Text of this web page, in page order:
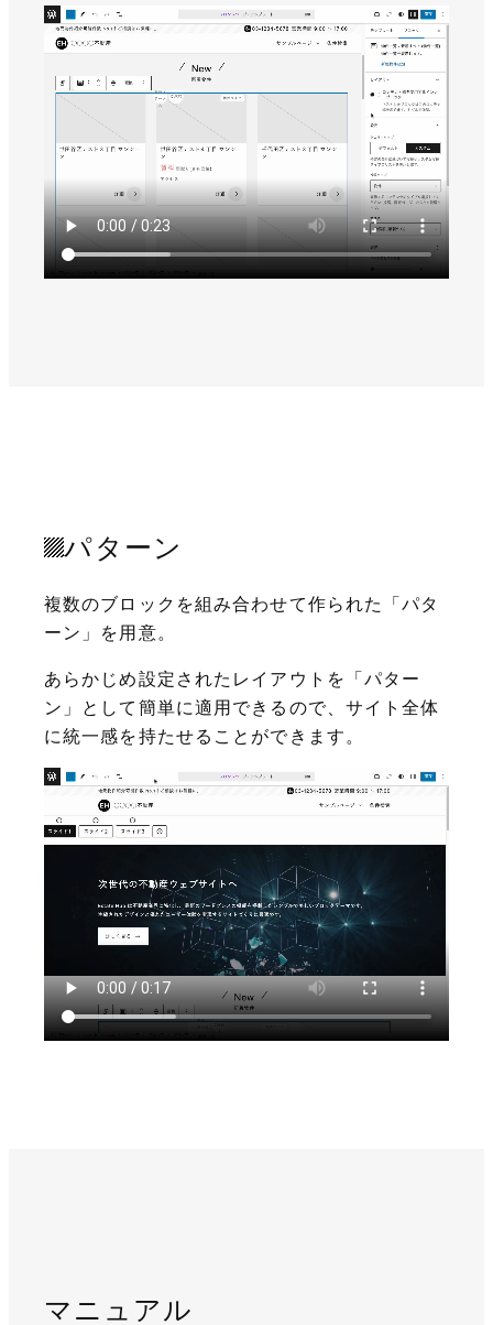
パターン
複数のブロックを組み合わせて作られた「パタ
ーン」を用意。
あらかじめ設定されたレイアウトを「パター
ン」として簡単に適用できるので、サイト全体
に統一感を持たせることができます。
マニュアル